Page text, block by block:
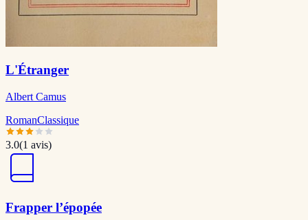
L'Étranger
Albert Camus
RomanClassique
3.0(1 avis)
Frapper l’épopée